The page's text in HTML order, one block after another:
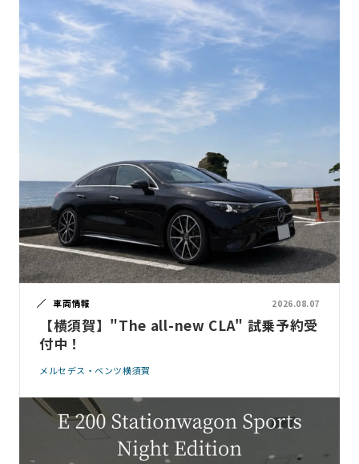
車両情報 2026.08.07
【横須賀】"The all-new CLA" 試乗予約受
付中！
メルセデス・ベンツ横須賀